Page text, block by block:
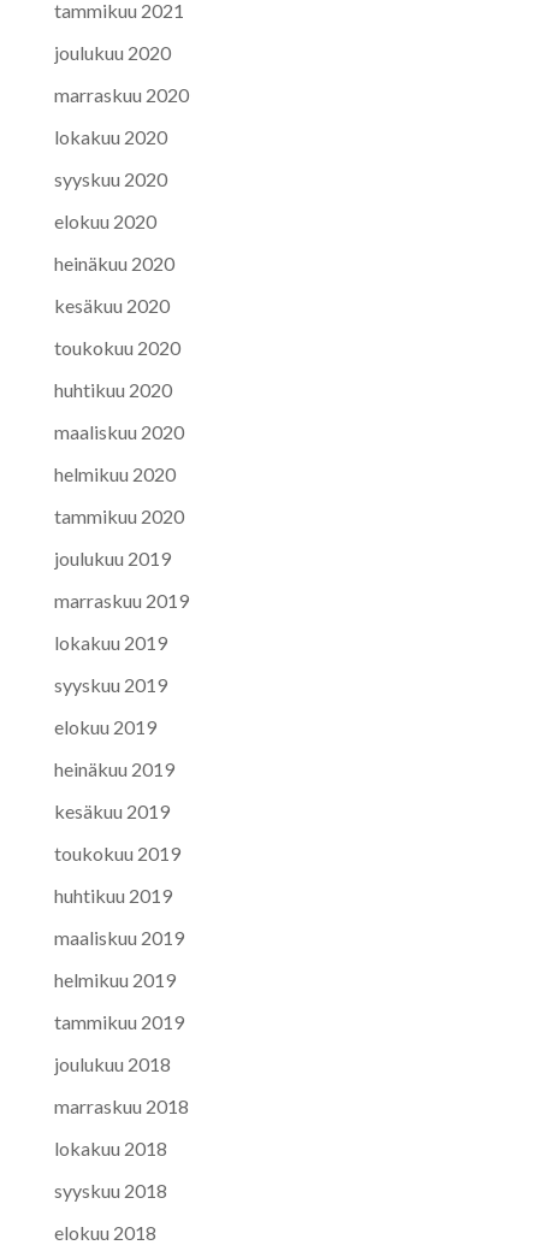
tammikuu 2021
joulukuu 2020
marraskuu 2020
lokakuu 2020
syyskuu 2020
elokuu 2020
heinäkuu 2020
kesäkuu 2020
toukokuu 2020
huhtikuu 2020
maaliskuu 2020
helmikuu 2020
tammikuu 2020
joulukuu 2019
marraskuu 2019
lokakuu 2019
syyskuu 2019
elokuu 2019
heinäkuu 2019
kesäkuu 2019
toukokuu 2019
huhtikuu 2019
maaliskuu 2019
helmikuu 2019
tammikuu 2019
joulukuu 2018
marraskuu 2018
lokakuu 2018
syyskuu 2018
elokuu 2018